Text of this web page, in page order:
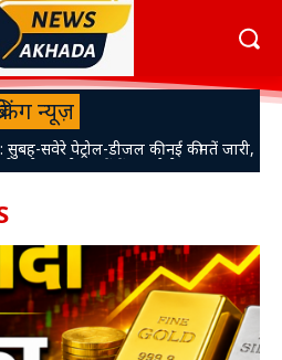
न्यूज़
सवेरे पेट्रोल-डीजल की नई कीमतें जारी,
समेत दूसरे शहरों में क्या है रेट
NTA action : NEET पेपर लीक मामले में
को किया बर्खास्त, होगी कानूनी कार्रवाई,